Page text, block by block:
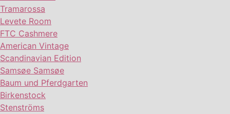
Tramarossa
Levete Room
FTC Cashmere
American Vintage
Scandinavian Edition
Samsøe Samsøe
Baum und Pferdgarten
Birkenstock
Stenströms